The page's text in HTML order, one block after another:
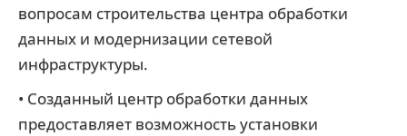
вопросам строительства центра обработки
данных и модернизации сетевой
инфраструктуры.
• Созданный центр обработки данных
предоставляет возможность установки